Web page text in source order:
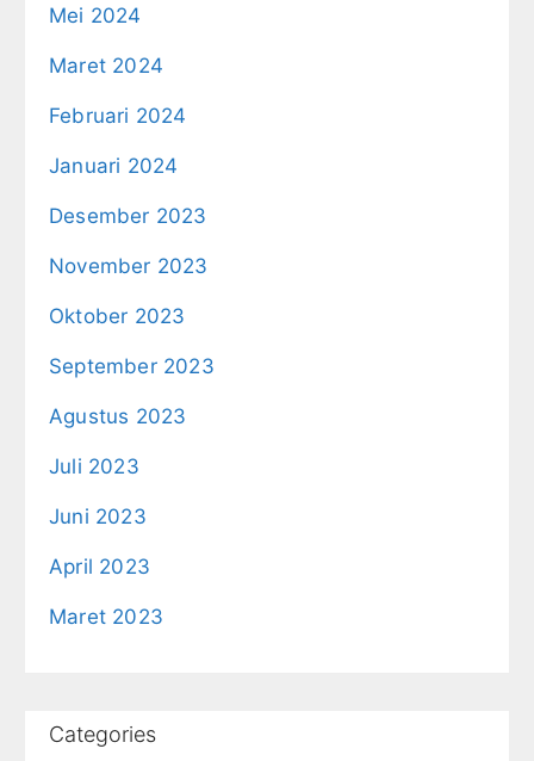
Mei 2024
Maret 2024
Februari 2024
Januari 2024
Desember 2023
November 2023
Oktober 2023
September 2023
Agustus 2023
Juli 2023
Juni 2023
April 2023
Maret 2023
Categories